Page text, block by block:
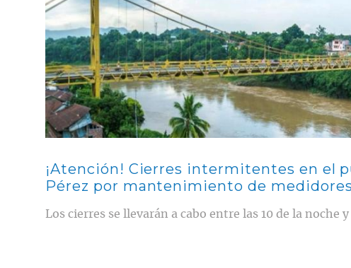
¡Atención! Cierres intermitentes en el
Pérez por mantenimiento de
Los cierres se llevarán a cabo entre las 10 de la noche